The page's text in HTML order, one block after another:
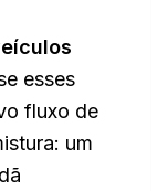
esses
fluxo de
um